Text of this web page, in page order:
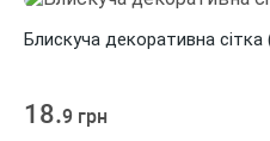
Блискуча декоративна
18.9 грн